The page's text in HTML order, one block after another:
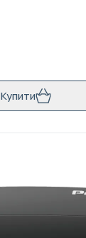
Купити